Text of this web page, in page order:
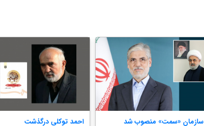
احمد توکلی درگذشت «سمت» منصوب شد